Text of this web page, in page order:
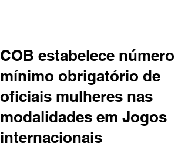
COB estabelece número
mínimo obrigatório de
oficiais mulheres nas
modalidades em Jogos
internacionais